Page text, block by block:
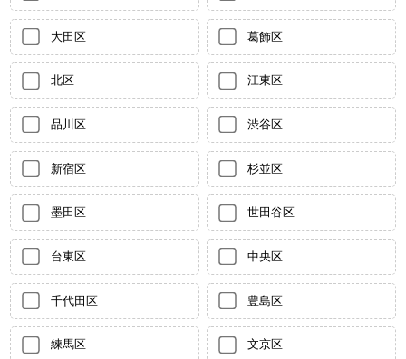
大田区 葛飾区
北区 江東区
品川区 渋谷区
新宿区 杉並区
墨田区 世田谷区
台東区 中央区
千代田区 豊島区
練馬区 文京区